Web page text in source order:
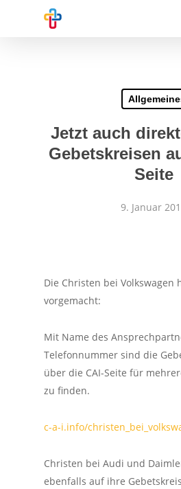
Jetzt auch
Gebetskreisen
Seite
9. Januar
Die Christen bei Volkswagen
vorgemacht:
Mit Name des
Telefonnummer sind die
über die CAI-Seite für
zu finden.
c-a-i.info/
Christen bei Audi und
ebenfalls auf ihre